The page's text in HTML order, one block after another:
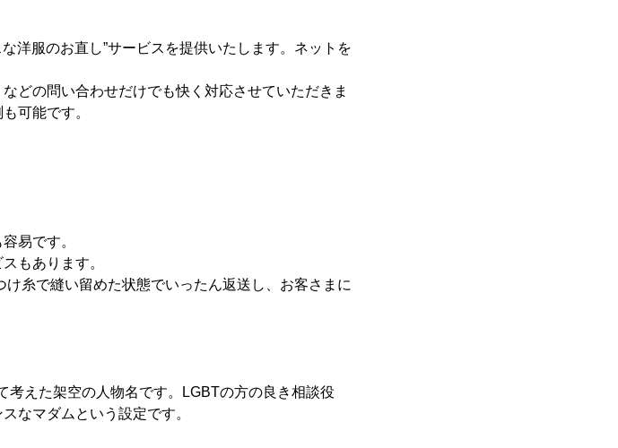
洋服のお直し”サービスを提供いたします。ネットを
どの問い合わせだけでも快く対応させていただきま
可能です。
易です。
もあります。
糸で縫い留めた状態でいったん返送し、お客さまに
考えた架空の人物名です。LGBTの方の良き相談役
なマダムという設定です。